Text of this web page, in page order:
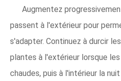
Augmentez
passent à l'extérieur pour
s'adapter. Continuez à durcir
plantes à l'extérieur lorsque
chaudes, puis à l'intérieur la